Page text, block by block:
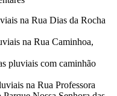
na Rua Dias da Rocha
na Rua Caminhoa,
pluviais com caminhão
na Rua Professora